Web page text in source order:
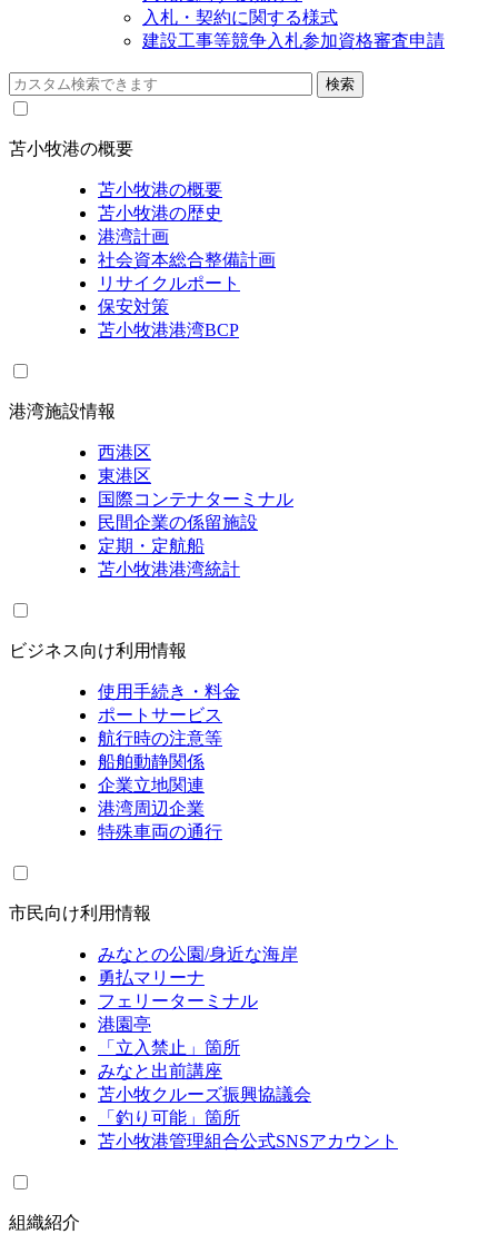
入札・契約に関する様式
建設工事等競争入札参加資格審査申請
苫小牧港の概要
苫小牧港の概要
苫小牧港の歴史
港湾計画
社会資本総合整備計画
リサイクルポート
保安対策
苫小牧港港湾BCP
港湾施設情報
西港区
東港区
国際コンテナターミナル
民間企業の係留施設
定期・定航船
苫小牧港港湾統計
ビジネス向け利用情報
使用手続き・料金
ポートサービス
航行時の注意等
船舶動静関係
企業立地関連
港湾周辺企業
特殊車両の通行
市民向け利用情報
みなとの公園/身近な海岸
勇払マリーナ
フェリーターミナル
港園亭
「立入禁止」箇所
みなと出前講座
苫小牧クルーズ振興協議会
「釣り可能」箇所
苫小牧港管理組合公式SNSアカウント
組織紹介